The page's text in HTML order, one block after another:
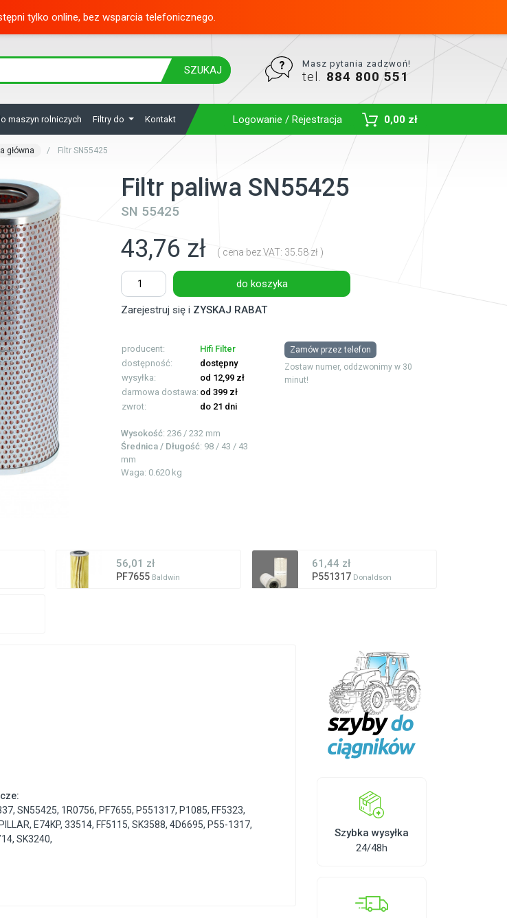
tylko online, bez wsparcia telefonicznego.
SZUKAJ
Masz pytania zadzwoń!
tel. 884 800 551
maszyn rolniczych Filtry do Kontakt Logowanie / Rejestracja 0,00 zł
główna Filtr SN55425
Filtr paliwa SN55425
SN 55425
43,76 zł ( cena bez VAT: 35.58 zł )
do koszyka
Zarejestruj się i ZYSKAJ RABAT
producent:
Hifi Filter
dostępność:
dostępny
wysyłka:
od 12,99 zł
darmowa dostawa: od 399 zł
zwrot:
do 21 dni
Wysokość: 236 / 232 mm
Średnica / Długość: 98 / 43 / 43
mm
Waga: 0.620 kg
Zamów przez telefon
Zostaw numer, oddzwonimy w 30
minut!
56,01 zł
PF7655 Baldwin
61,44 zł
P551317 Donaldson
,SN55425, 1R0756, PF7655, P551317, P1085, FF5323,
, E74KP,33514, FF5115,SK3588,4D6695, P55-1317,
14,SK3240,
Szybka wysyłka
24/48h